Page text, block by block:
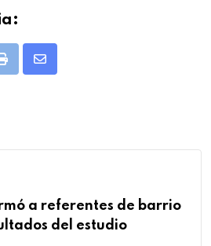
Print
Share
a referentes de barrio
del estudio